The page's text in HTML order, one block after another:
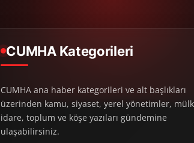
CUMHA Kategorileri
CUMHA ana haber kategorileri ve alt başlıkları
üzerinden kamu, siyaset, yerel yönetimler,
idare, toplum ve köşe yazıları gündemine
ulaşabilirsiniz.